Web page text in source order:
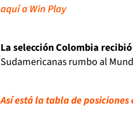
aquí a Win Play
La selección Colombia
Sudamericanas rumbo al
Así está la tabla de